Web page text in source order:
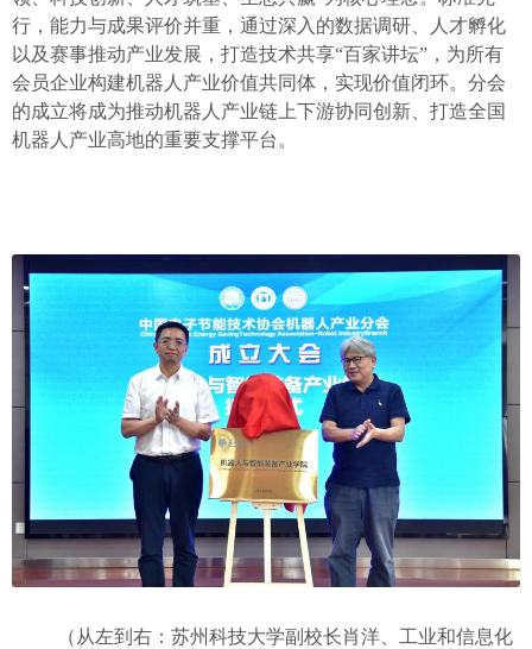
行，能力与成果评价并重，通过深入的数据调研、人才孵化
以及赛事推动产业发展，打造技术共享“百家讲坛”，为所有
会员企业构建机器人产业价值共同体，实现价值闭环。分会
的成立将成为推动机器人产业链上下游协同创新、打造全国
机器人产业高地的重要支撑平台。
（从左到右：苏州科技大学副校长肖洋、工业和信息化